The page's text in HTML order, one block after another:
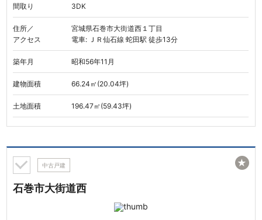
間取り 3DK
住所／
アクセス
宮城県石巻市大街道西１丁目
電車: ＪＲ仙石線 蛇田駅 徒歩13分
築年月 昭和56年11月
建物面積 66.24㎡(20.04坪)
土地面積 196.47㎡(59.43坪)
中古戸建
石巻市大街道西
★